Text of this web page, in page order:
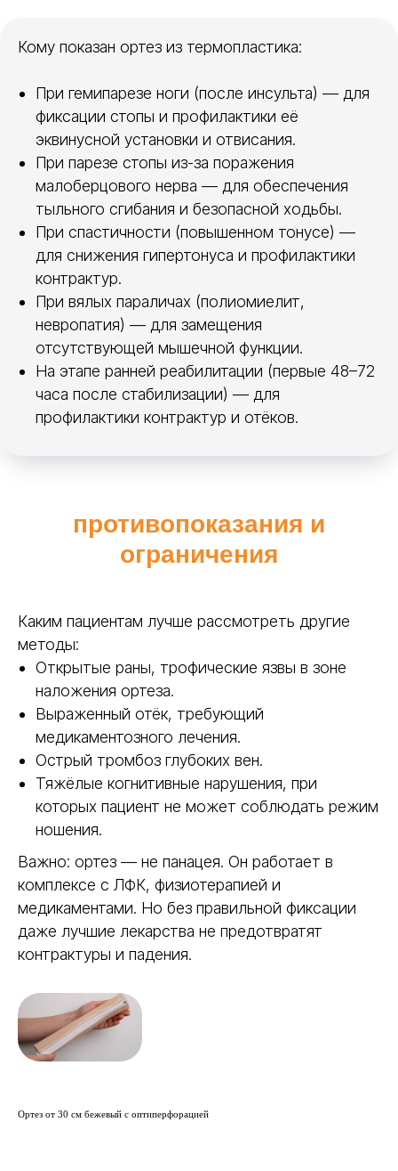
Кому показан ортез из термопластика:
При гемипарезе ноги (после инсульта) — для
фиксации стопы и профилактики её
эквинусной установки и отвисания.
При парезе стопы из-за поражения
малоберцового нерва — для обеспечения
тыльного сгибания и безопасной ходьбы.
При спастичности (повышенном тонусе) —
для снижения гипертонуса и профилактики
контрактур.
При вялых параличах (полиомиелит,
невропатия) — для замещения
отсутствующей мышечной функции.
На этапе ранней реабилитации (первые 48–72
часа после стабилизации) — для
профилактики контрактур и отёков.
противопоказания и
ограничения
Каким пациентам лучше рассмотреть другие
методы:
Открытые раны, трофические язвы в зоне
наложения ортеза.
Выраженный отёк, требующий
медикаментозного лечения.
Острый тромбоз глубоких вен.
Тяжёлые когнитивные нарушения, при
которых пациент не может соблюдать режим
ношения.
Важно: ортез — не панацея. Он работает в
комплексе с ЛФК, физиотерапией и
медикаментами. Но без правильной фиксации
даже лучшие лекарства не предотвратят
контрактуры и падения.
Ортез от 30 см бежевый с оптиперфорацией
Листы Polyeasy
Материал, который даёт врачу
больше свободы в работе.
Позволяет точно моделировать ортез
под задачу, экспериментировать с
формой и находить решения даже в
сложных клинических случаях.
Получить консультацию
Доступны в разной толщине
для нетипичных клинических
случаев
материалы и готовые
изделияPolyEasy
Компания PolyEasy производит
низкотемпературный термопластик для
ортезирования и готовые ортезы на
голеностопный сустав, голень и руки. У нас
вы найдёте:
Материал термопластик легко режется,
склеивается при нагреве, комбинируется
с липучками и тейпами.
Готовые ортезы Polyeasy —
универсальное решение для
повседневной практики. Уже имеют
клинических случаев.